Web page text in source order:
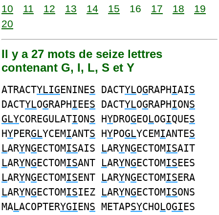
10
11 12 13 14 15 16 17 18
19
20
Il y a 27 mots de seize lettres
contenant G, I, L, S et Y
ATRACTYLIGENINES DACTYLOGRAPHIAIS
DACTYLOGRAPHIEES DACTYLOGRAPHIONS
GLYCOREGULATIONS HYDROGEOLOGIQUES
HYPERGLYCEMIANTS HYPOGLYCEMIANTES
LARYNGECTOMISAIS LARYNGECTOMISAIT
LARYNGECTOMISANT LARYNGECTOMISEES
LARYNGECTOMISENT LARYNGECTOMISERA
LARYNGECTOMISIEZ LARYNGECTOMISONS
MALACOPTERYGIENS METAPSYCHOLOGIES